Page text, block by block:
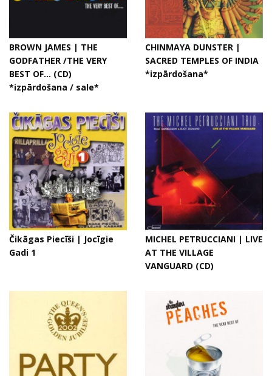
BROWN JAMES | THE
GODFATHER /THE VERY
BEST OF... (CD)
*izpārdošana / sale*
CHINMAYA DUNSTER |
SACRED TEMPLES OF INDIA
*izpārdošana*
Čikāgas Piecīši | Jocīgie
Gadi 1
MICHEL PETRUCCIANI | LIVE
AT THE VILLAGE
VANGUARD (CD)